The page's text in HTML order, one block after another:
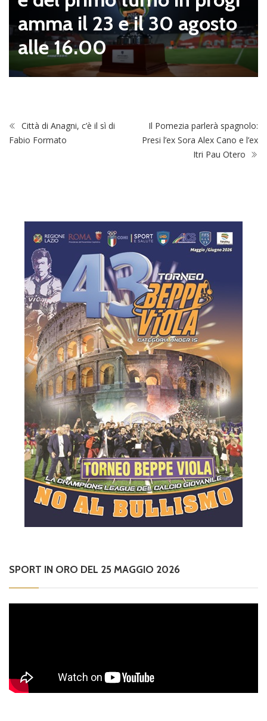
amma il 23 e il 30 agosto
alle 16.00
Città di Anagni, c’è il sì di
Fabio Formato
Il Pomezia parlerà spagnolo:
Presi l’ex Sora Alex Cano e l’ex
Itri Pau Otero
SPORT IN ORO DEL 25 MAGGIO 2026